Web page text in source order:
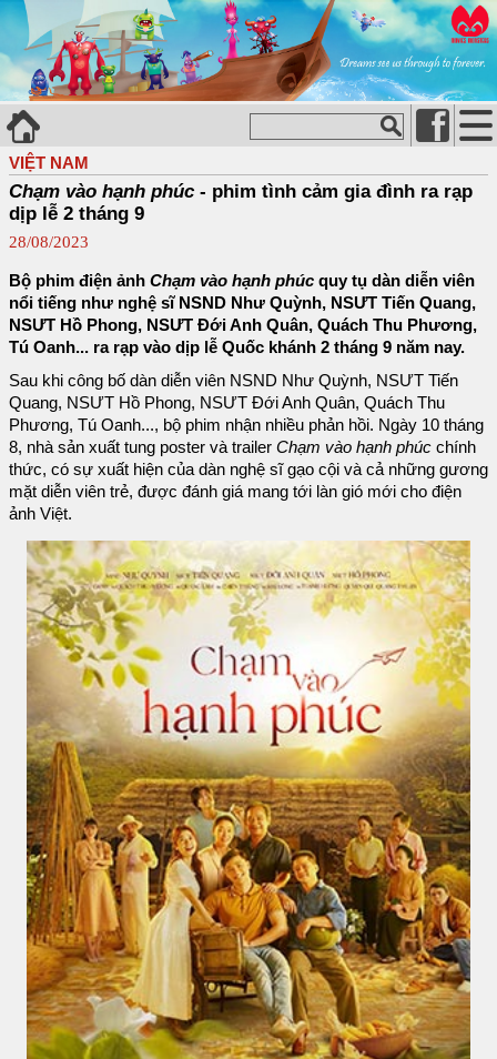
VIỆT NAM
Chạm vào hạnh phúc - phim tình cảm gia đình ra rạp
dịp lễ 2 tháng 9
28/08/2023
Bộ phim điện ảnh Chạm vào hạnh phúc quy tụ dàn diễn viên
nổi tiếng như nghệ sĩ NSND Như Quỳnh, NSƯT Tiến Quang,
NSƯT Hồ Phong, NSƯT Đới Anh Quân, Quách Thu Phương,
Tú Oanh... ra rạp vào dịp lễ Quốc khánh 2 tháng 9 năm nay.
Sau khi công bố dàn diễn viên NSND Như Quỳnh, NSƯT Tiến
Quang, NSƯT Hồ Phong, NSƯT Đới Anh Quân, Quách Thu
Phương, Tú Oanh..., bộ phim nhận nhiều phản hồi. Ngày 10 tháng
8, nhà sản xuất tung poster và trailer Chạm vào hạnh phúc chính
thức, có sự xuất hiện của dàn nghệ sĩ gạo cội và cả những gương
mặt diễn viên trẻ, được đánh giá mang tới làn gió mới cho điện
ảnh Việt.